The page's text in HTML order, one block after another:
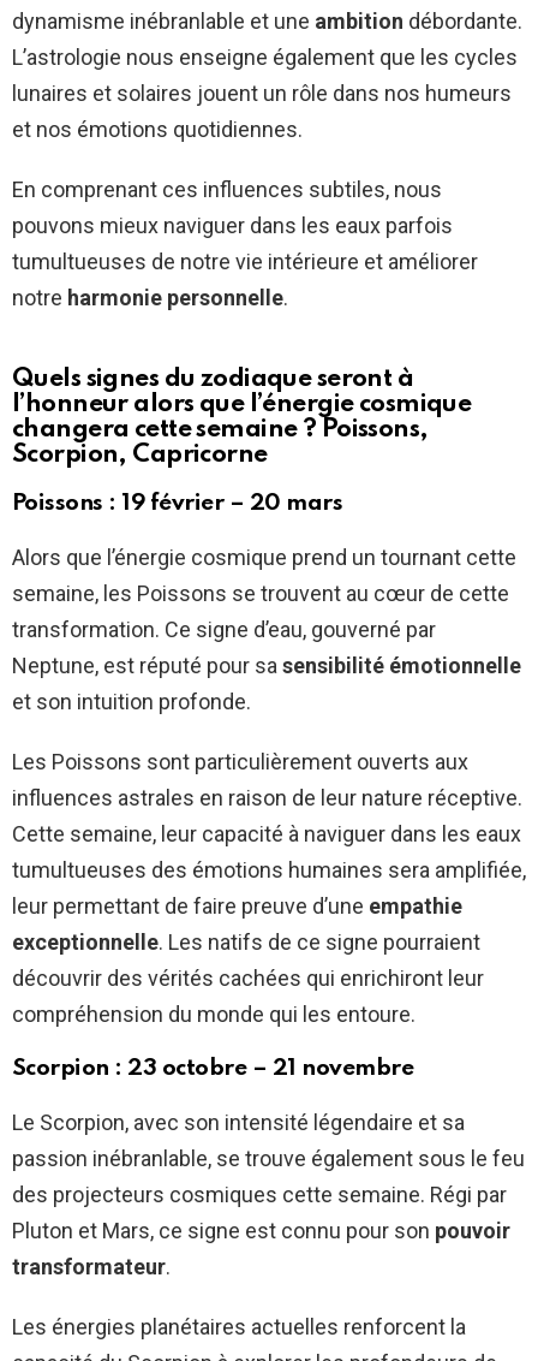
dynamisme inébranlable et une ambition débordante.
L’astrologie nous enseigne également que les cycles
lunaires et solaires jouent un rôle dans nos humeurs
et nos émotions quotidiennes.
En comprenant ces influences subtiles, nous
pouvons mieux naviguer dans les eaux parfois
tumultueuses de notre vie intérieure et améliorer
notre harmonie personnelle.
Quels signes du zodiaque seront à
l’honneur alors que l’énergie cosmique
changera cette semaine ? Poissons,
Scorpion, Capricorne
Poissons : 19 février – 20 mars
Alors que l’énergie cosmique prend un tournant cette
semaine, les Poissons se trouvent au cœur de cette
transformation. Ce signe d’eau, gouverné par
Neptune, est réputé pour sasensibilité émotionnelle
et son intuition profonde.
Les Poissons sont particulièrement ouverts aux
influences astrales en raison de leur nature réceptive.
Cette semaine, leur capacité à naviguer dans les eaux
tumultueuses des émotions humaines sera amplifiée,
leur permettant de faire preuve d’une empathie
exceptionnelle. Les natifs de ce signe pourraient
découvrir des vérités cachées qui enrichiront leur
compréhension du monde qui les entoure.
Scorpion : 23 octobre – 21 novembre
Le Scorpion, avec son intensité légendaire et sa
passion inébranlable, se trouve également sous le feu
des projecteurs cosmiques cette semaine. Régi par
Pluton et Mars, ce signe est connu pour son pouvoir
transformateur.
Les énergies planétaires actuelles renforcent la